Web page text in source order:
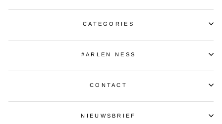
CATEGORIES
#ARLEN NESS
CONTACT
NIEUWSBRIEF